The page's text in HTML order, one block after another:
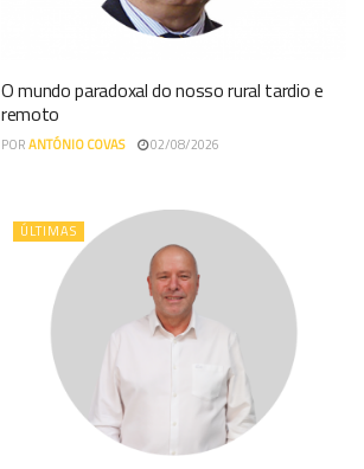
O mundo paradoxal do nosso rural tardio e
remoto
PORANTÓNIO COVAS 02/08/2026
ÚLTIMAS